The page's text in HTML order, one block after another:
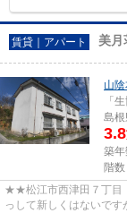
賃貸｜アパート 美月
山
「
島
3.8
築年
階
★★松江市西津田７丁目
っして新しくはないで